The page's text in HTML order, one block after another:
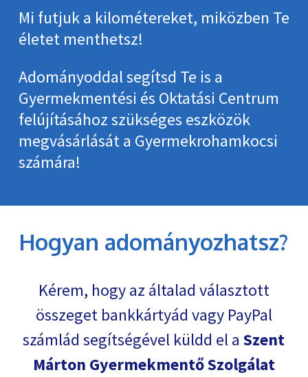
Mi futjuk a kilométereket, miközben Te
életet menthetsz!
Adományoddal segítsd Te is a
Gyermekmentési és Oktatási Centrum
felújításához szükséges eszközök
megvásárlását a Gyermekrohamkocsi
számára!
Hogyan adományozhatsz?
Kérem, hogy az általad választott
összeget bankkártyád vagy PayPal
számlád segítségével küldd el aSzent
Márton Gyermekmentő Szolgálat